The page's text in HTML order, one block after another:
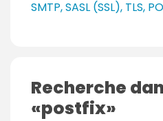
SMTP, SASL (SSL), TLS,
Recherche
postfix